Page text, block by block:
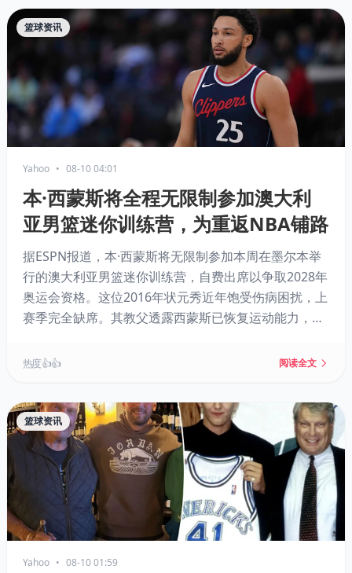
篮球资讯
Yahoo • 08-10 04:01
本·西蒙斯将全程无限制参加澳大利
亚男篮迷你训练营，为重返NBA铺路
据ESPN报道，本·西蒙斯将无限制参加本周在墨尔本举
行的澳大利亚男篮迷你训练营，自费出席以争取2028年
奥运会资格。这位2016年状元秀近年饱受伤病困扰，上
赛季完全缺席。其教父透露西蒙斯已恢复运动能力，此
供非保障训练营合同邀约。
热度 👍👍 阅读全文
篮球资讯
Yahoo • 08-10 01:59